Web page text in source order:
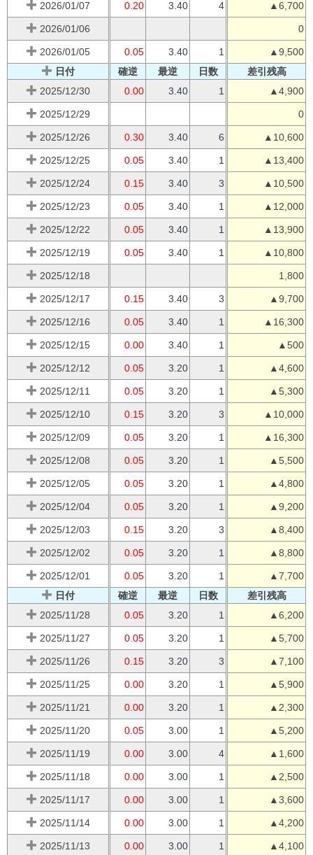
2026/01/07 0.20 3.40 4 ▲6,700
2026/01/06 0
2026/01/05 0.05 3.40 1
▲9,500
日付
確逆 最逆 日数
差引残高
2025/12/30
0.00 3.40 1 ▲4,900
2025/12/29 0
2025/12/26 0.30 3.40 6 ▲10,600
2025/12/25 0.05 3.40 1 ▲13,400
2025/12/24 0.15 3.40 3 ▲10,500
2025/12/23 0.05 3.40 1 ▲12,000
2025/12/22 0.05 3.40 1 ▲13,900
2025/12/19 0.05 3.40 1 ▲10,800
2025/12/18 1,800
2025/12/17 0.15 3.40 3 ▲9,700
2025/12/16 0.05 3.40 1 ▲16,300
2025/12/15 0.00 3.40 1 ▲500
2025/12/12 0.05 3.20 1 ▲4,600
2025/12/11 0.05 3.20 1 ▲5,300
2025/12/10 0.15 3.20 3 ▲10,000
2025/12/09 0.05 3.20 1 ▲16,300
2025/12/08 0.05 3.20 1 ▲5,500
2025/12/05 0.05 3.20 1 ▲4,800
2025/12/04 0.05 3.20 1 ▲9,200
2025/12/03 0.15 3.20 3 ▲8,400
2025/12/02 0.05 3.20 1 ▲8,800
2025/12/01 0.05 3.20 1
▲7,700
日付
確逆 最逆 日数
差引残高
2025/11/28
0.05 3.20 1 ▲6,200
2025/11/27 0.05 3.20 1 ▲5,700
2025/11/26 0.15 3.20 3 ▲7,100
2025/11/25 0.00 3.20 1 ▲5,900
2025/11/21 0.00 3.20 1 ▲2,300
2025/11/20 0.05 3.00 1 ▲5,200
2025/11/19 0.00 3.00 4 ▲1,600
2025/11/18 0.00 3.00 1 ▲2,500
2025/11/17 0.00 3.00 1 ▲3,600
2025/11/14 0.00 3.00 1 ▲4,200
2025/11/13 0.00 3.00 1 ▲4,100